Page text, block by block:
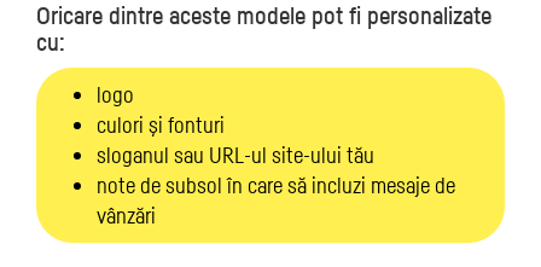
Oricare dintre aceste modele pot fi personalizate
cu:
logo
culori şi fonturi
sloganul sau URL-ul site-ului tău
note de subsol în care să incluzi mesaje de
vânzări